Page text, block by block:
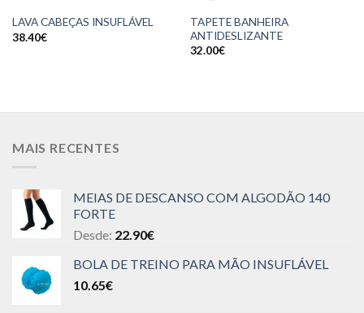
LAVA CABEÇAS INSUFLÁVEL
38.40€
TAPETE BANHEIRA
ANTIDESLIZANTE
32.00€
MAIS RECENTES
MEIAS DE DESCANSO COM ALGODÃO 140
FORTE
Desde: 22.90€
BOLA DE TREINO PARA MÃO INSUFLÁVEL
10.65€